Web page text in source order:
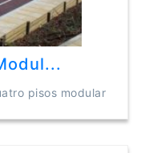
pisos modular